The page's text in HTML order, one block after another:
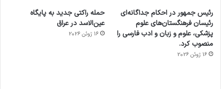
رئیس جمهور در احکام جداگانه‌ای
رئیسان فرهنگستان‌های علوم
پزشکی، علوم و زبان و ادب فارسی را
منصوب کرد.
16 ژوئن 2026
حمله راکتی جدید به پایگاه
عین‌الاسد در عراق
16 ژوئن 2026